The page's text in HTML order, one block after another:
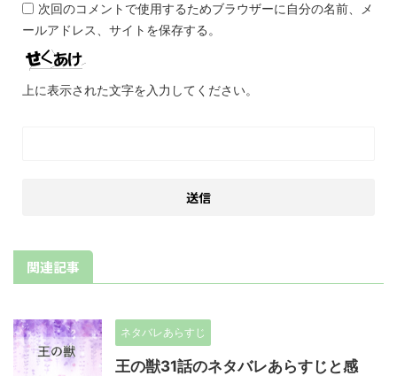
次回のコメントで使用するためブラウザーに自分の名前、メ
ールアドレス、サイトを保存する。
上に表示された文字を入力してください。
関連記事
ネタバレあらすじ
王の獣31話のネタバレあらすじと感